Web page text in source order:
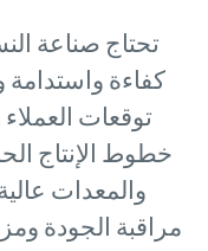
تحتاج صناعة
كفاءة
توقعات
خطوط الإنتاج
والمعدات
مراقبة الجودة